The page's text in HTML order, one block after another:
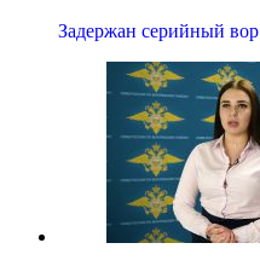
Задержан серийный вор